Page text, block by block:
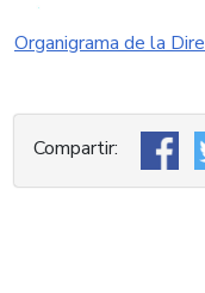
Organigrama de la